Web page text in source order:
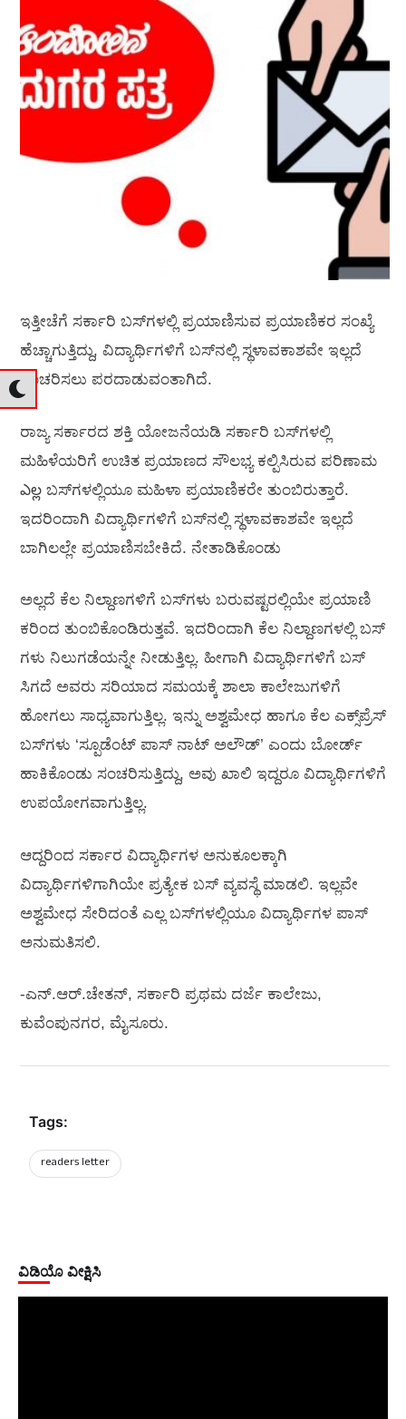
ಇತ್ತೀಚೆಗೆ ಸರ್ಕಾರಿ ಬಸ್‌ಗಳಲ್ಲಿ ಪ್ರಯಾಣಿಸುವ ಪ್ರಯಾಣಿಕರ ಸಂಖ್ಯೆ
ಹೆಚ್ಚಾಗುತ್ತಿದ್ದು, ವಿದ್ಯಾರ್ಥಿಗಳಿಗೆ ಬಸ್‌ನಲ್ಲಿ ಸ್ಥಳಾವಕಾಶವೇ ಇಲ್ಲದೆ
ಸಂಚರಿಸಲು ಪರದಾಡುವಂತಾಗಿದೆ.
ರಾಜ್ಯ ಸರ್ಕಾರದ ಶಕ್ತಿ ಯೋಜನೆಯಡಿ ಸರ್ಕಾರಿ ಬಸ್‌ಗಳಲ್ಲಿ
ಮಹಿಳೆಯರಿಗೆ ಉಚಿತ ಪ್ರಯಾಣದ ಸೌಲಭ್ಯ ಕಲ್ಪಿಸಿರುವ ಪರಿಣಾಮ
ఎల్ల ಬಸ್‌ಗಳಲ್ಲಿಯೂ ಮಹಿಳಾ ಪ್ರಯಾಣಿಕರೇ ತುಂಬಿರುತ್ತಾರೆ.
ಇದರಿಂದಾಗಿ ವಿದ್ಯಾರ್ಥಿಗಳಿಗೆ ಬಸ್‌ನಲ್ಲಿ ಸ್ಥಳಾವಕಾಶವೇ ಇಲ್ಲದೆ
ಬಾಗಿಲಲ್ಲೇ ಪ್ರಯಾಣಿಸಬೇಕಿದೆ. ನೇತಾಡಿಕೊಂಡು
ಅಲ್ಲದೆ ಕೆಲ ನಿಲ್ದಾಣಗಳಿಗೆ ಬಸ್‌ಗಳು ಬರುವಷ್ಟರಲ್ಲಿಯೇ ಪ್ರಯಾಣಿ
ಕರಿಂದ ತುಂಬಿಕೊಂಡಿರುತ್ತವೆ. ಇದರಿಂದಾಗಿ ಕೆಲ ನಿಲ್ದಾಣಗಳಲ್ಲಿ ಬಸ್
ಗಳು ನಿಲುಗಡೆಯನ್ನೇ ನೀಡುತ್ತಿಲ್ಲ. ಹೀಗಾಗಿ ವಿದ್ಯಾರ್ಥಿಗಳಿಗೆ ಬಸ್
ಸಿಗದೆ ಅವರು ಸರಿಯಾದ ಸಮಯಕ್ಕೆ ಶಾಲಾ ಕಾಲೇಜುಗಳಿಗೆ
ಹೋಗಲು ಸಾಧ್ಯವಾಗುತ್ತಿಲ್ಲ. ಇನ್ನು ಅಶ್ವಮೇಧ ಹಾಗೂ ಕೆಲ ಎಕ್ಸ್‌ಪ್ರೆಸ್‌
ಬಸ್‌ಗಳು ‘ಸ್ಪೂಡೆಂಟ್ ಪಾಸ್ ನಾಟ್ ಅಲೌಡ್’ ಎಂದು ಬೋರ್ಡ್
ಹಾಕಿಕೊಂಡು ಸಂಚರಿಸುತ್ತಿದ್ದು, ಅವು ಖಾಲಿ ಇದ್ದರೂ ವಿದ್ಯಾರ್ಥಿಗಳಿಗೆ
ಉಪಯೋಗವಾಗುತ್ತಿಲ್ಲ.
ಆದ್ದರಿಂದ ಸರ್ಕಾರ ವಿದ್ಯಾರ್ಥಿಗಳ ಅನುಕೂಲಕ್ಕಾಗಿ
ವಿದ್ಯಾರ್ಥಿಗಳಿಗಾಗಿಯೇ ಪ್ರತ್ಯೇಕ ಬಸ್ ವ್ಯವಸ್ಥೆ ಮಾಡಲಿ. ಇಲ್ಲವೇ
ಅಶ್ವಮೇಧ ಸೇರಿದಂತೆ ಎಲ್ಲ ಬಸ್‌ಗಳಲ್ಲಿಯೂ ವಿದ್ಯಾರ್ಥಿಗಳ ಪಾಸ್
ಅನುಮತಿಸಲಿ.
-ಎನ್.ಆ‌ರ್.ಚೇತನ್, ಸರ್ಕಾರಿ ಪ್ರಥಮ ದರ್ಜೆ ಕಾಲೇಜು,
ಕುವೆಂಪುನಗರ, ಮೈಸೂರು.
Tags:
readers letter
ವಿಡಿಯೊ ವೀಕ್ಷಿಸಿ